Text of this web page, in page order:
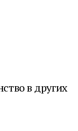
в других